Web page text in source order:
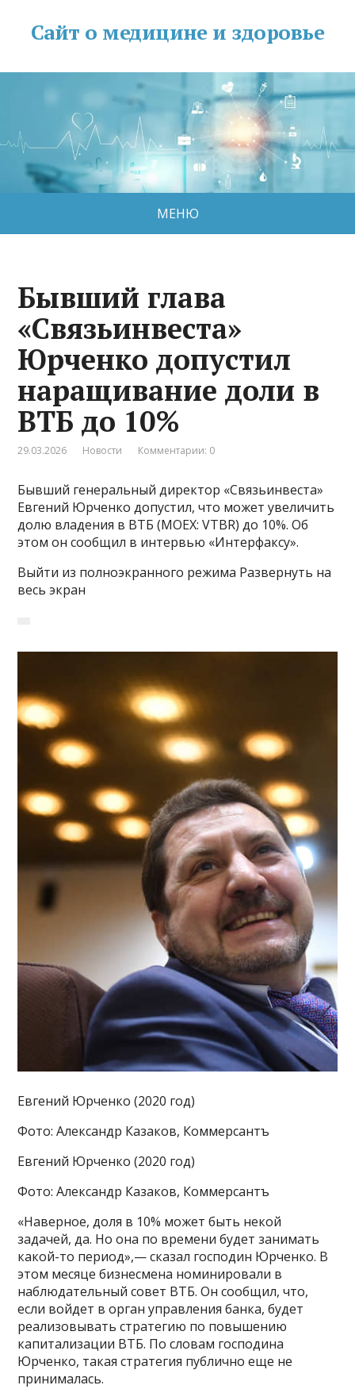
Сайт о медицине и здоровье
МЕНЮ
Бывший глава
«Связьинвеста»
Юрченко допустил
наращивание доли в
ВТБ до 10%
29.03.2026 Новости Комментарии: 0
Бывший генеральный директор «Связьинвеста»
Евгений Юрченко допустил, что может увеличить
долю владения в ВТБ (MOEX: VTBR) до 10%. Об
этом он сообщил в интервью «Интерфаксу».
Выйти из полноэкранного режима Развернуть на
весь экран
Евгений Юрченко (2020 год)
Фото: Александр Казаков, Коммерсантъ
Евгений Юрченко (2020 год)
Фото: Александр Казаков, Коммерсантъ
«Наверное, доля в 10% может быть некой
задачей, да. Но она по времени будет занимать
какой-то период»,— сказал господин Юрченко. В
этом месяце бизнесмена номинировали в
наблюдательный совет ВТБ. Он сообщил, что,
если войдет в орган управления банка, будет
реализовывать стратегию по повышению
капитализации ВТБ. По словам господина
Юрченко, такая стратегия публично еще не
принималась.